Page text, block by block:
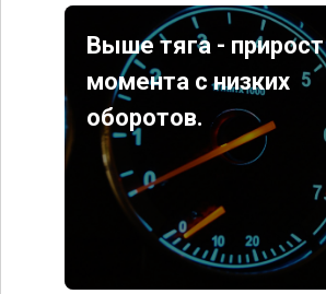
Выше тяга - прирост
момента с низких
оборотов.